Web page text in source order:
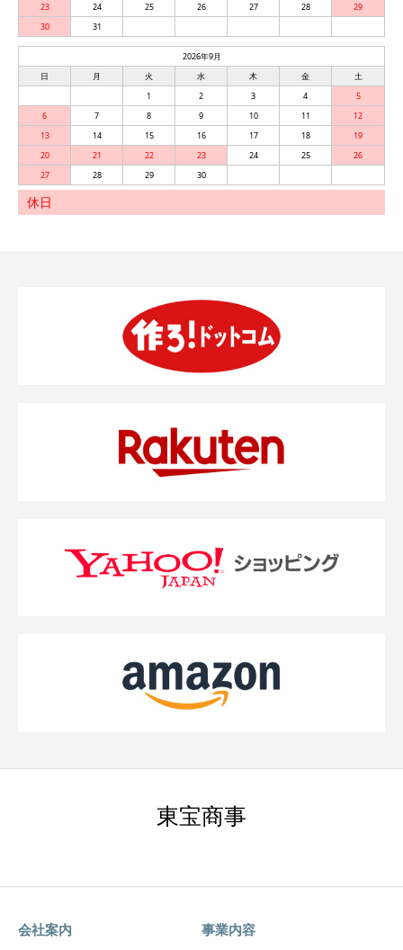
23
24 25 26 27 28
29
30
31
2026年9月
日
月 火 水 木 金
土
1
2 3 4
5
6
7 8 9 10 11
12
13
14 15 16 17 18
19
20
21 22 23 24 25
26
27
28 29 30
休日
東宝商事
会社案内 事業内容